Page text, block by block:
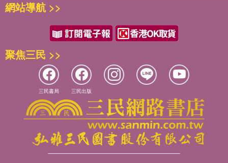
網站導航 >>
聚焦三民 >>
三民書局 三民出版